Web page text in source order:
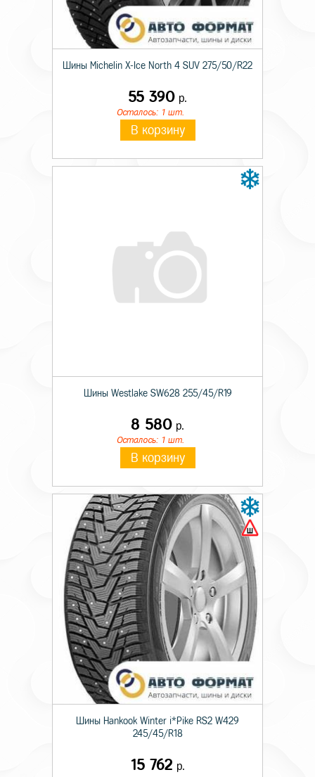
Шины Michelin X-Ice North 4 SUV 275/50/R22
55 390 р.
Осталось: 1 шт.
В корзину
Шины Westlake SW628 255/45/R19
8 580 р.
Осталось: 1 шт.
В корзину
Шины Hankook Winter i*Pike RS2 W429
245/45/R18
15 762 р.